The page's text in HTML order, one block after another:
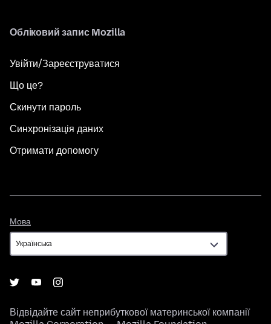
Обліковий запис Mozilla
Увійти/Зареєструватися
Що це?
Скинути пароль
Синхронізація даних
Отримати допомогу
Мова
Відвідайте сайт неприбуткової материнської компанії